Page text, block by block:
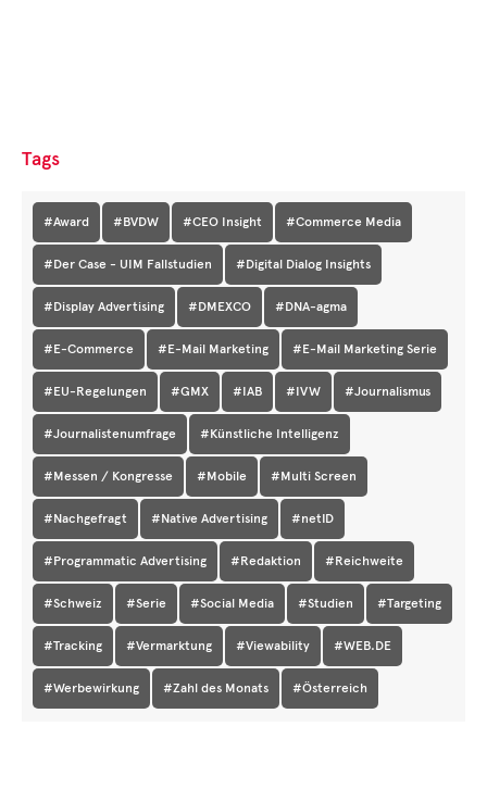
Tags
#Award #BVDW #CEO Insight #Commerce Media
#Der Case - UIM Fallstudien #Digital Dialog Insights
#Display Advertising #DMEXCO #DNA-agma
#E-Commerce #E-Mail Marketing #E-Mail Marketing Serie
#EU-Regelungen #GMX #IAB #IVW #Journalismus
#Journalistenumfrage #Künstliche Intelligenz
#Messen / Kongresse #Mobile #Multi Screen
#Nachgefragt #Native Advertising #netID
#Programmatic Advertising #Redaktion #Reichweite
#Schweiz #Serie #Social Media #Studien #Targeting
#Tracking #Vermarktung #Viewability #WEB.DE
#Werbewirkung #Zahl des Monats #Österreich